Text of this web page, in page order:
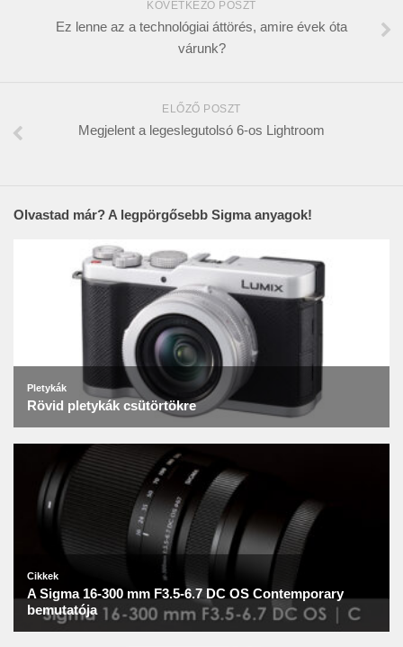
KÖVETKEZŐ POSZT
Ez lenne az a technológiai áttörés, amire évek óta
várunk?
ELŐZŐ POSZT
Megjelent a legeslegutolsó 6-os Lightroom
Olvastad már? A legpörgősebb Sigma anyagok!